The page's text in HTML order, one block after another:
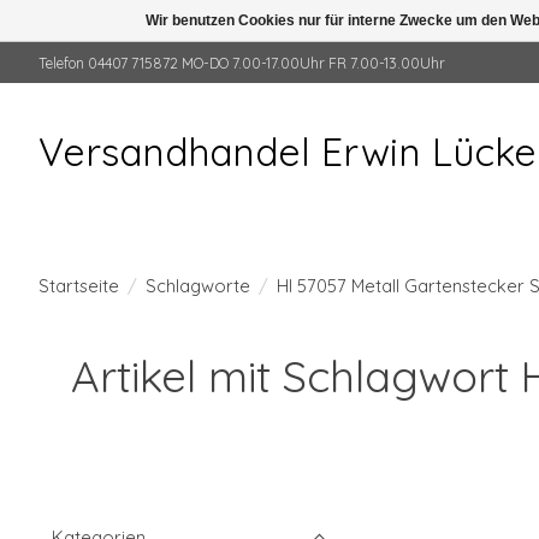
Telefon 04407 715872 MO-DO 7.00-17.00Uhr FR 7.00-13.00Uhr
Versandhandel Erwin
Startseite / Schlagworte / HI 57057 Metall Gartenstecker
Artikel mit Schlagwort
Wir benutzen Cookies nur für interne Zwecke um den